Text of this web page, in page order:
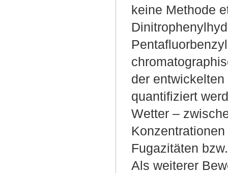
keine Methode
der
quantifiziert
Wetter –
Fugazitäten
Als weiterer